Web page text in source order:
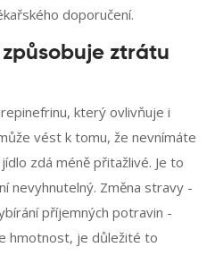
doporučení.
ztrátu
který ovlivňuje i
vést k tomu, že nevnímáte
zdá méně přitažlivé. Je to
nevyhnutelný. Změna stravy -
příjemných potravin -
hmotnost, je důležité to